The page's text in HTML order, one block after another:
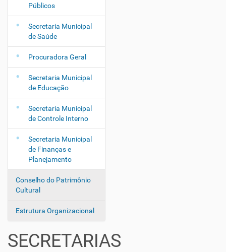
Públicos
Secretaria Municipal
de Saúde
Procuradora Geral
Secretaria Municipal
de Educação
Secretaria Municipal
de Controle Interno
Secretaria Municipal
de Finanças e
Planejamento
Conselho do Patrimônio
Cultural
Estrutura Organizacional
SECRETARIAS